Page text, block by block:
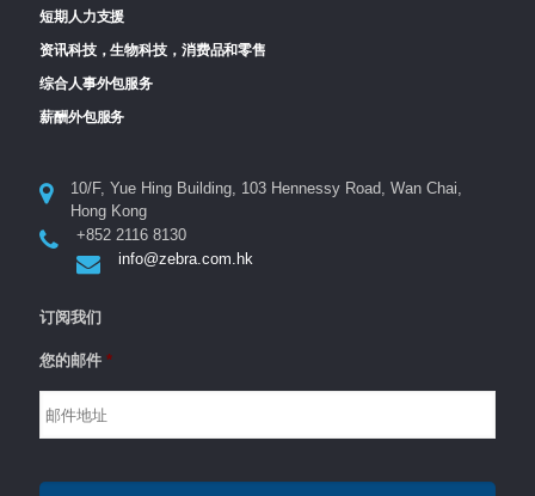
短期人力支援
资讯科技，生物科技，消费品和零售
综合人事外包服务
薪酬外包服务
10/F, Yue Hing Building, 103 Hennessy Road, Wan Chai,
Hong Kong
+852 2116 8130
info@zebra.com.hk
订阅我们
您的邮件 *